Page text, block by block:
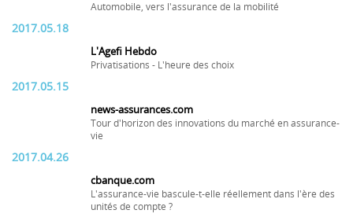
Automobile, vers l'assurance de la mobilité
2017.05.18
L'Agefi Hebdo
Privatisations - L'heure des choix
2017.05.15
news-assurances.com
Tour d'horizon des innovations du marché en assurance-
vie
2017.04.26
cbanque.com
L'assurance-vie bascule-t-elle réellement dans l'ère des
unités de compte ?